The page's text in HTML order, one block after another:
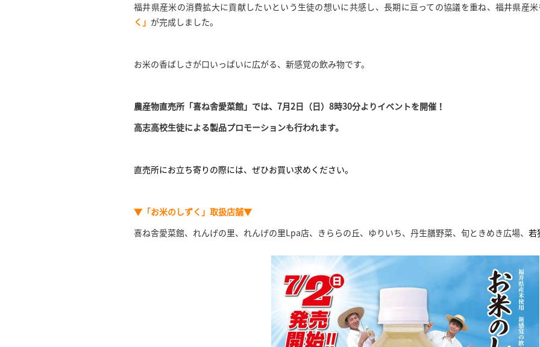
福井県産米の消費拡大に貢献したいという生徒の想いに共感し、長期に亘っての協議を重ね、福井県産
く」 が完成しました。
お米の香ばしさが口いっぱいに広がる、新感覚の飲み物です。
農産物直売所「喜ね舎愛菜館」では、7月2日（日）8時30分よりイベントを開催！
高志高校生徒による製品プロモーションも行われます。
直売所にお立ち寄りの際には、ぜひお買い求めください。
▼「お米のしずく」取扱店舗▼
喜ね舎愛菜館、れんげの里、れんげの里Lpa店、きららの丘、ゆりいち、丹生膳野菜、旬ときめき広場、 若